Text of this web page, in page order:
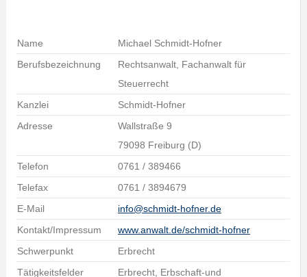
Name
Michael Schmidt-Hofner
Berufsbezeichnung
Rechtsanwalt, Fachanwalt für
Steuerrecht
Kanzlei
Schmidt-Hofner
Adresse
Wallstraße 9
79098 Freiburg (D)
Telefon
0761 / 389466
Telefax
0761 / 3894679
E-Mail
info@schmidt-hofner.de
Kontakt/Impressum
www.anwalt.de/schmidt-hofner
Schwerpunkt
Erbrecht
Tätigkeitsfelder
Erbrecht, Erbschaft-und